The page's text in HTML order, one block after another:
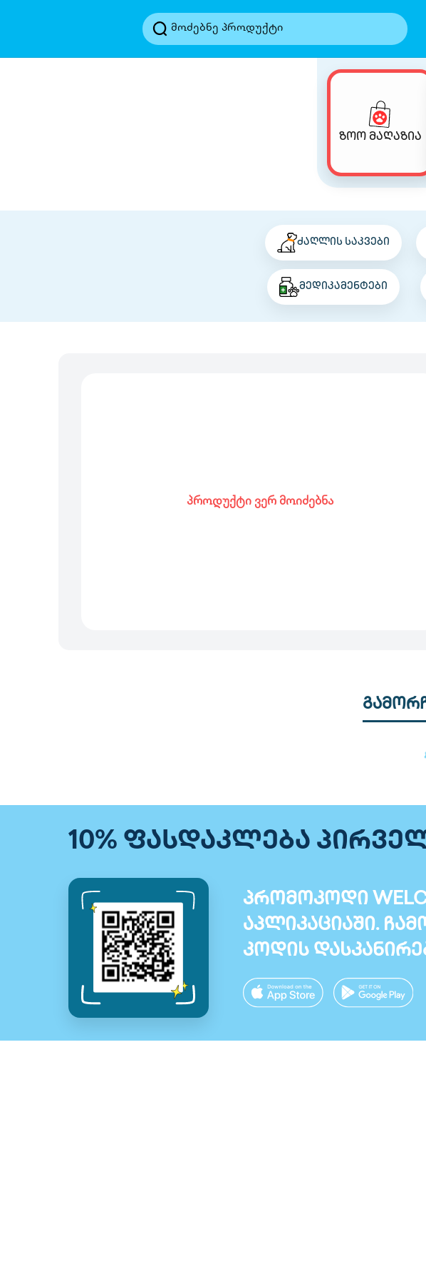
ზოო მაღაზია
ძაღლის საკვები
მედიკამენტები
პროდუქტი ვერ მოიძებნა
10% ფასდაკლება
პრომოკოდი
აპლიკაციაში.
კოდის